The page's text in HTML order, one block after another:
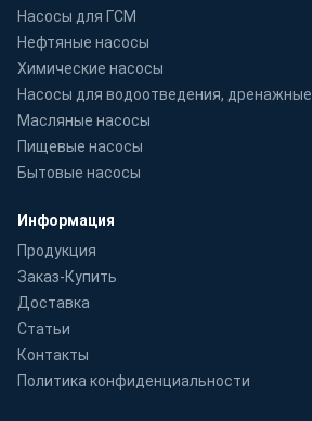
Насосы для ГСМ
Нефтяные насосы
Химические насосы
Насосы для водоотведения, дренажные
Масляные насосы
Пищевые насосы
Бытовые насосы
Информация
Продукция
Заказ-Купить
Доставка
Статьи
Контакты
Политика конфиденциальности